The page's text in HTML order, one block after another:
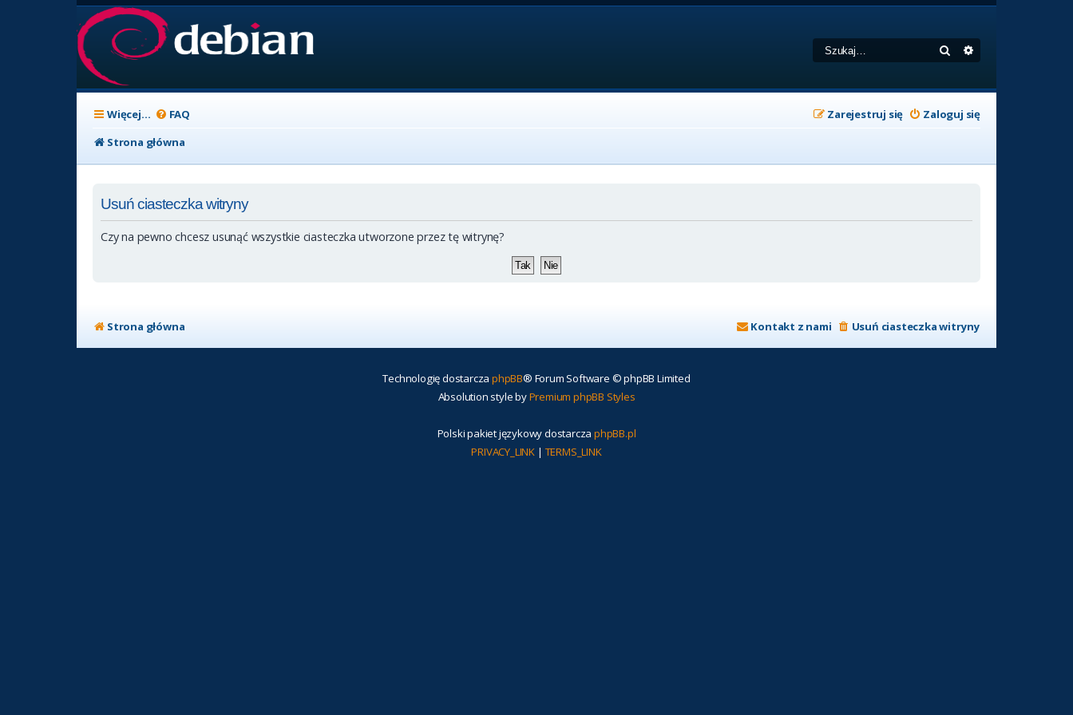
Szukaj
Więcej… FAQ Zaloguj się
Zarejestruj się
Strona główna
Usuń ciasteczka witryny
Czy na pewno chcesz usunąć wszystkie ciasteczka utworzone przez tę witrynę?
Strona główna Usuń ciasteczka witryny
Kontakt z nami
Technologię dostarcza phpBB® Forum Software © phpBB Limited
Absolution style byPremium phpBB Styles
Polski pakiet językowy dostarcza phpBB.pl
PRIVACY_LINK | TERMS_LINK